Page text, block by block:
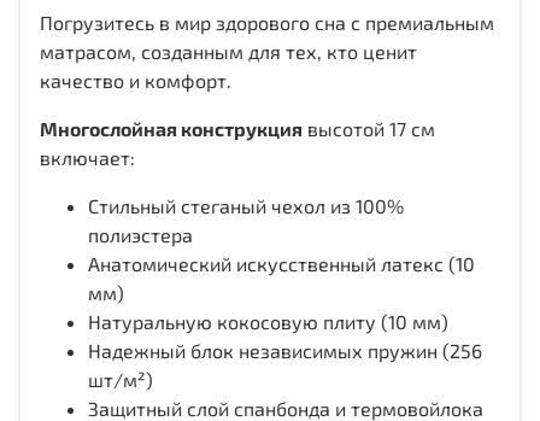
Погрузитесь в мир здорового сна с премиальным
матрасом, созданным для тех, кто ценит
качество и комфорт.
Многослойная конструкция высотой 17 см
включает:
Стильный стеганый чехол из 100%
полиэстера
Анатомический искусственный латекс (10
мм)
Натуральную кокосовую плиту (10 мм)
Надежный блок независимых пружин (256
шт/м²)
Защитный слой спанбонда и термовойлока